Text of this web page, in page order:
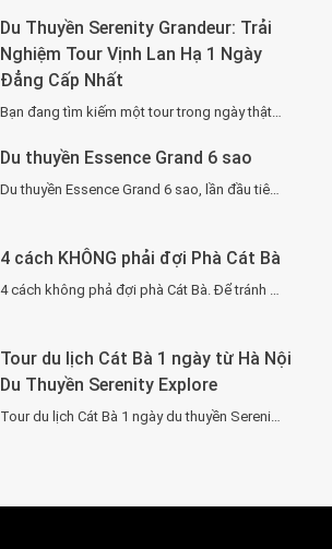
Du Thuyền Serenity Grandeur: Trải
Nghiệm Tour Vịnh Lan Hạ 1 Ngày
Đẳng Cấp Nhất
Du thuyền Essence Grand 6 sao
4 cách KHÔNG phải đợi Phà Cát Bà
Tour du lịch Cát Bà 1 ngày từ Hà Nội
Du Thuyền Serenity Explore